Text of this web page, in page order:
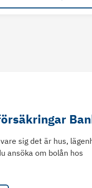
sig det är hus,
ansöka om bolån hos